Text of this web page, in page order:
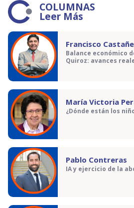
COLUMNAS
Leer Más
Francisco
Balance económico
Quiroz: avances
María Victoria
¿Dónde están los
Pablo Contreras
IA y ejercicio de la